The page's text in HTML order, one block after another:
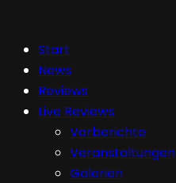
Start
News
Reviews
Live Reviews
Vorberichte
Veranstaltungen
Galerien